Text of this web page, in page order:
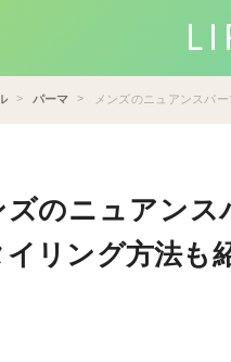
パーマ メンズのニュアンスパ
ズのニュアンス
イリング方法も